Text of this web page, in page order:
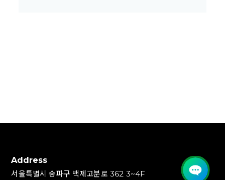
Address
서울특별시 송파구 백제고분로 362 3~4F